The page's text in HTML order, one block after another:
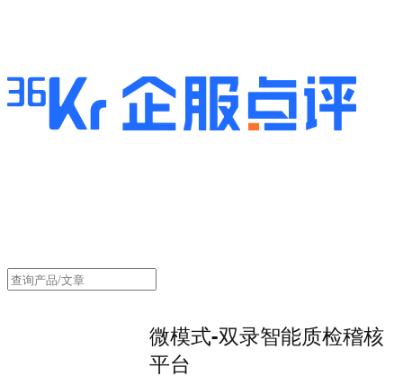
微模式-双录智能质检稽核
平台